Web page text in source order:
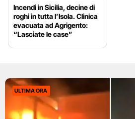
Incendi in Sicilia, decine di
roghi in tutta l’Isola. Clinica
evacuata ad Agrigento:
“Lasciate le case”
ULTIMA ORA